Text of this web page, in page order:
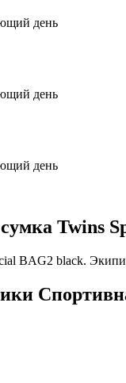
день
день
день
Twins
BAG2 black.